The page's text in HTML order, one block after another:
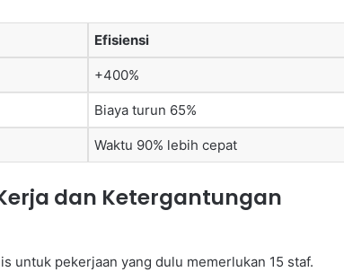
Efisiensi
+400%
Biaya turun 65%
Waktu 90% lebih cepat
dan Ketergantungan
untuk pekerjaan yang dulu memerlukan 15 staf.